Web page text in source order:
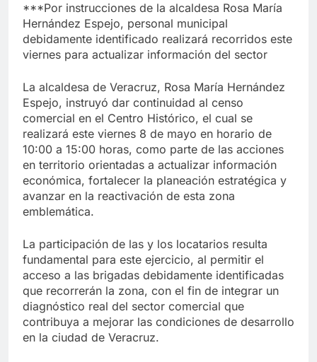
***Por instrucciones de la alcaldesa Rosa María
Hernández Espejo, personal municipal
debidamente identificado realizará recorridos este
viernes para actualizar información del sector
La alcaldesa de Veracruz, Rosa María Hernández
Espejo, instruyó dar continuidad al censo
comercial en el Centro Histórico, el cual se
realizará este viernes 8 de mayo en horario de
10:00 a 15:00 horas, como parte de las acciones
en territorio orientadas a actualizar información
económica, fortalecer la planeación estratégica y
avanzar en la reactivación de esta zona
emblemática.
La participación de las y los locatarios resulta
fundamental para este ejercicio, al permitir el
acceso a las brigadas debidamente identificadas
que recorrerán la zona, con el fin de integrar un
diagnóstico real del sector comercial que
contribuya a mejorar las condiciones de desarrollo
en la ciudad de Veracruz.